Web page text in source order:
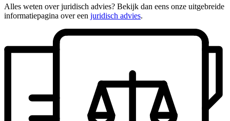
Alles weten over juridisch advies? Bekijk dan eens onze uitgebreide
informatiepagina over een juridisch advies.